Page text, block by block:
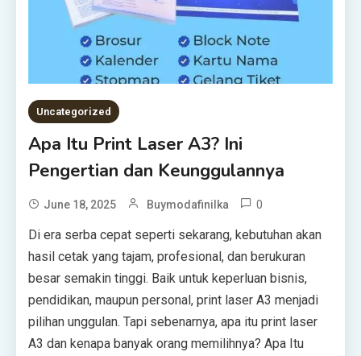
Uncategorized
Apa Itu Print Laser A3? Ini
Pengertian dan Keunggulannya
June 18, 2025 Buymodafinilka 0
Di era serba cepat seperti sekarang, kebutuhan akan
hasil cetak yang tajam, profesional, dan berukuran
besar semakin tinggi. Baik untuk keperluan bisnis,
pendidikan, maupun personal, print laser A3 menjadi
pilihan unggulan. Tapi sebenarnya, apa itu print laser
A3 dan kenapa banyak orang memilihnya? Apa Itu